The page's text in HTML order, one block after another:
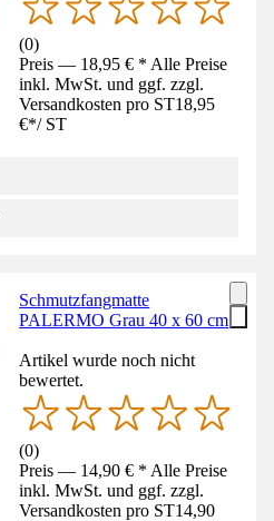
(0)
Preis — 18,95 € * Alle Preise
inkl. MwSt. und ggf. zzgl.
Versandkosten pro ST18,95
€*/ ST
Schmutzfangmatte
PALERMO Grau 40 x 60 cm
Artikel wurde noch nicht
bewertet.
(0)
Preis — 14,90 € * Alle Preise
inkl. MwSt. und ggf. zzgl.
Versandkosten pro ST14,90